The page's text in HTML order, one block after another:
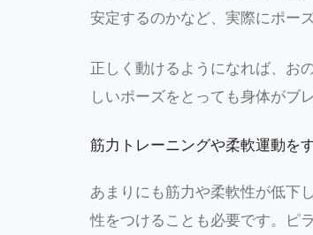
安定するのかなど、実際にポー
正しく動けるようになれば、お
しいポーズをとっても身体がブ
筋力トレーニングや柔軟運動を
あまりにも筋力や柔軟性が低下
性をつけることも必要です。ピ